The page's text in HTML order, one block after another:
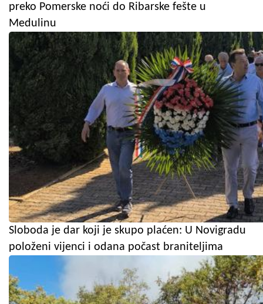
preko Pomerske noći do Ribarske fešte u
Medulinu
Sloboda je dar koji je skupo plaćen: U Novigradu
položeni vijenci i odana počast braniteljima